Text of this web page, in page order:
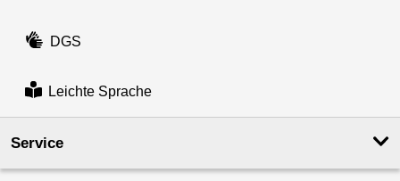
DGS
Leichte Sprache
Service